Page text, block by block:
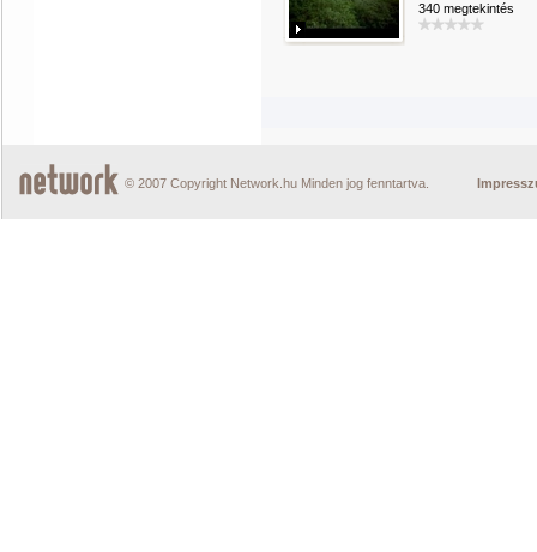
340 megtekintés
© 2007 Copyright Network.hu Minden jog fenntartva.